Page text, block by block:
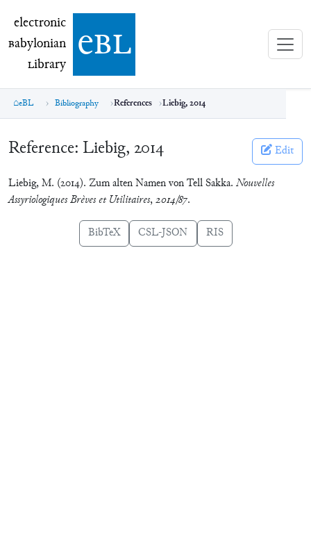
electronic Babylonian Library (eBL)
electronic
Babylonian
Library ebl
eBL Bibliography References Liebig, 2014
Reference: Liebig, 2014 Edit
Liebig, M. (2014). Zum alten Namen von Tell Sakka. Nouvelles
Assyriologiques Brèves et Utilitaires,2014/87.
BibTeX CSL-JSON RIS